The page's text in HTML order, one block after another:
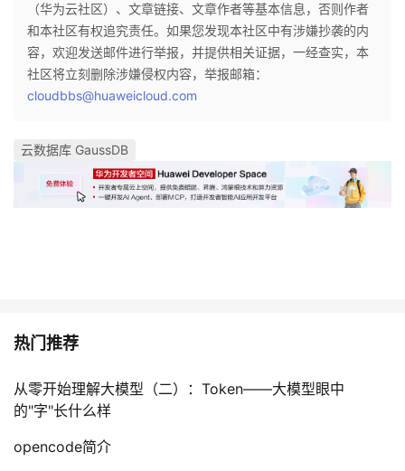
（华为云社区）、文章链接、文章作者等基本信息，否则作者
和本社区有权追究责任。如果您发现本社区中有涉嫌抄袭的内
容，欢迎发送邮件进行举报，并提供相关证据，一经查实，本
社区将立刻删除涉嫌侵权内容，举报邮箱：
cloudbbs@huaweicloud.com
云数据库 GaussDB
热门推荐
从零开始理解大模型（二）：Token——大模型眼中
的"字"长什么样
opencode简介